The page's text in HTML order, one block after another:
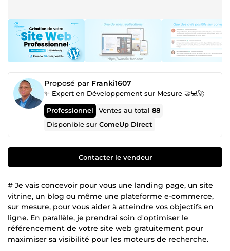
Proposé par Franki1607
✨ Expert en Développement sur Mesure 🤝💻🚀
Professionnel Ventes au total88
Disponible surComeUp Direct
Contacter le vendeur
# Je vais concevoir pour vous une landing page, un site
vitrine, un blog ou même une plateforme e-commerce,
sur mesure, pour vous aider à atteindre vos objectifs en
ligne. En parallèle, je prendrai soin d'optimiser le
référencement de votre site web gratuitement pour
maximiser sa visibilité pour les moteurs de recherche.